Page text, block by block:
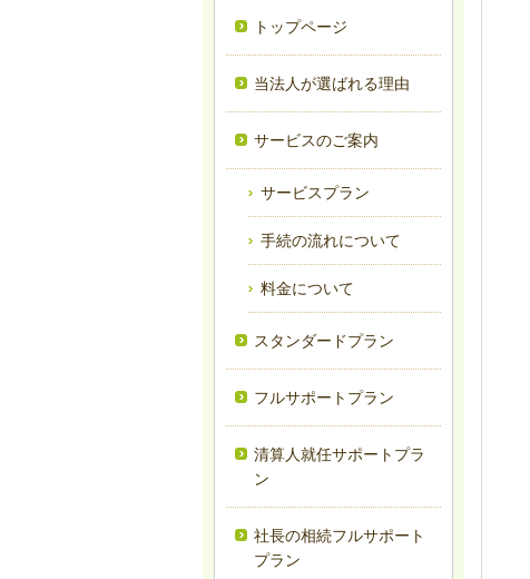
トップページ
当法人が選ばれる理由
サービスのご案内
サービスプラン
手続の流れについて
料金について
スタンダードプラン
フルサポートプラン
清算人就任サポートプラ
ン
社長の相続フルサポート
プラン